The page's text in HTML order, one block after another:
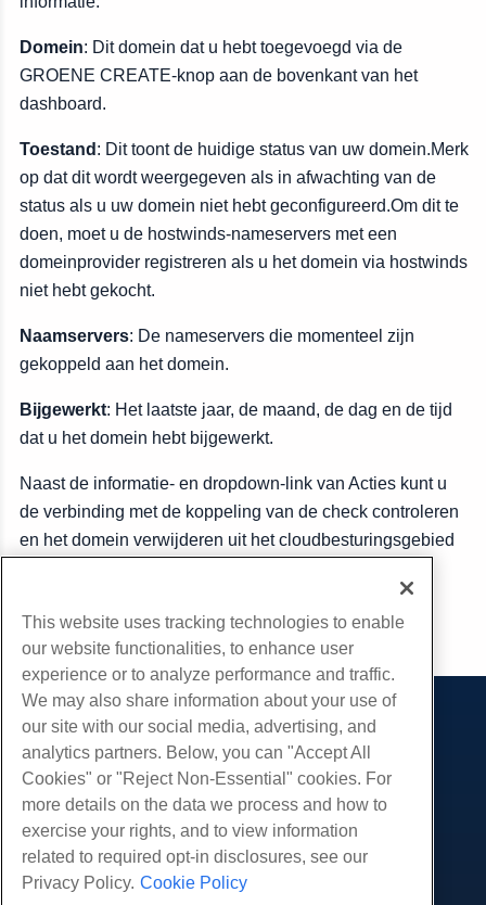
Domein: Dit domein dat u hebt toegevoegd via de
GROENE CREATE-knop aan de bovenkant van het
dashboard.
Toestand : Dit toont de huidige status van uw domein.Merk
op dat dit wordt weergegeven als in afwachting van de
status als u uw domein niet hebt geconfigureerd.Om dit te
doen, moet u de hostwinds-nameservers met een
domeinprovider registreren als u het domein via hostwinds
niet hebt gekocht.
Naamservers: De nameservers die momenteel zijn
gekoppeld aan het domein.
Bijgewerkt: Het laatste jaar, de maand, de dag en de tijd
dat u het domein hebt bijgewerkt.
Naast de informatie- en dropdown-link van Acties kunt u
de verbinding met de koppeling van de check controleren
en het domein verwijderen uit het cloudbesturingsgebied
Kopiëren URL
Producten
Web hosting
Zakelijke hosting
White Label-wederverkoper
Beheerde Linux VPS
Diensten
Website-migraties
Gemeenschap
Productdocumentatie
Tutorials
Bedrijf
Over ons
This website uses tracking technologies to enable
our website functionalities, to enhance user
experience or to analyze performance and traffic.
We may also share information about your use of
our site with our social media, advertising, and
analytics partners. Below, you can "Accept All
Cookies" or "Reject Non-Essential" cookies. For
more details on the data we process and how to
exercise your rights, and to view information
related to required opt-in disclosures, see our
Privacy Policy. Cookie Policy